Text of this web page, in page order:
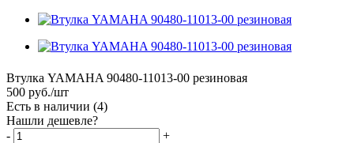
Втулка YAMAHA 90480-11013-00 резиновая
500 руб./шт
Есть в наличии (4)
Нашли дешевле?
-
+